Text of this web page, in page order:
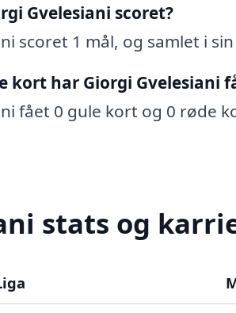
Gvelesiani scoret?
scoret 1 mål, og samlet i
kort har Giorgi Gvelesiani
fået 0 gule kort og 0 røde
stats og